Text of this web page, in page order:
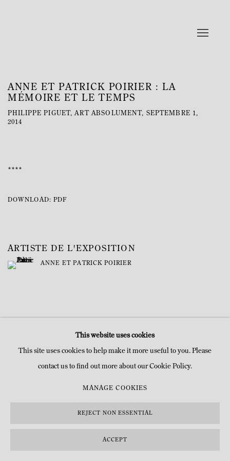
ANNE ET PATRICK POIRIER : LA
MÉMOIRE ET LE TEMPS
PHILIPPE PIGUET, ART ABSOLUMENT, SEPTEMBRE 1,
2014
****
DOWNLOAD: PDF
ARTISTE DE L'EXPOSITION
ANNE ET PATRICK POIRIER
MANAGE COOKIES
COPYRIGHT © MITTERRAND, PARIS. 2025 SITE PAR ARTLOGIC
This website uses cookies
This site uses cookies to help make it more useful to you. Please
contact us to find out more about our Cookie Policy.
MANAGE COOKIES
REJECT NON ESSENTIAL
ACCEPT